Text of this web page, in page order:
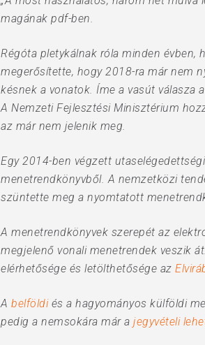
magának pdf-ben.
Régóta pletykálnak róla minden évben,
megerősítette, hogy 2018-ra már nem
késnek a vonatok. Íme a vasút válasza
A Nemzeti Fejlesztési Minisztérium
az már nem jelenik meg.
Egy 2014-ben végzett
menetrendkönyvből. A nemzetközi
szüntette meg a nyomtatott
A menetrendkönyvek szerepét az
megjelenő vonali menetrendek veszik
elérhetősége és letölthetősége az
A belföldiés a hagyományos külföldi
pedig a nemsokára már a jegyvételi